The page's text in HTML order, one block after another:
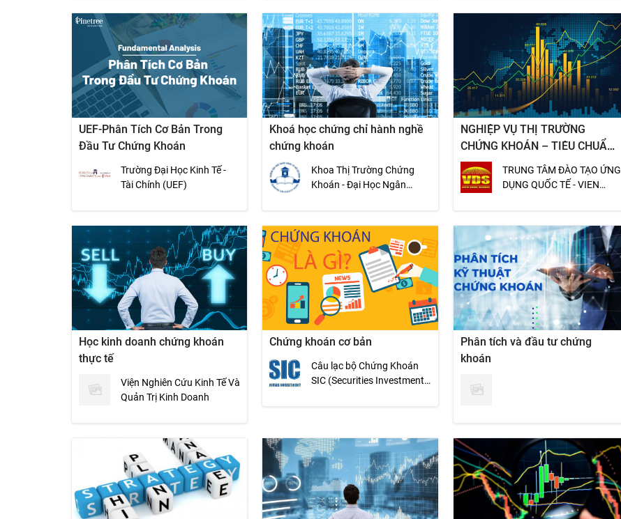
UEF-Phân Tích Cơ Bản Trong
Đầu Tư Chứng Khoán
Trường Đại Học Kinh Tế -
Tài Chính (UEF)
Khoá học chứng chỉ hành nghề
chứng khoán
Khoa Thị Trường Chứng
Khoán - Đại Học Ngân
NGHIỆP VỤ THỊ TRƯỜNG
CHỨNG KHOÁN – TIÊU CHUẨN
NEW YORK STOCK EXCHANGE
TRUNG TÂM ĐÀO TẠO ỨNG
DỤNG QUỐC TẾ - VIEN
Học kinh doanh chứng khoán
thực tế
Viện Nghiên Cứu Kinh Tế Và
Quản Trị Kinh Doanh
Chứng khoán cơ bản
Câu lạc bộ Chứng Khoán
SIC (Securities Investment
Phân tích và đầu tư chứng
khoán